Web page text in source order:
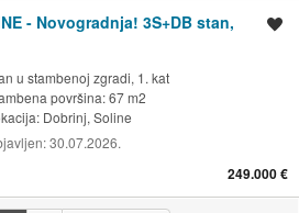
- Novogradnja! 3S+DB stan,
u stambenoj zgradi, 1. kat
površina: 67 m2
Dobrinj, Soline
30.07.2026.
249.000 €